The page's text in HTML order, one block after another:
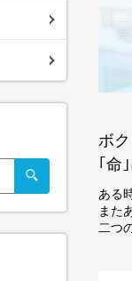
ボ
｢命
ある
また
二つ